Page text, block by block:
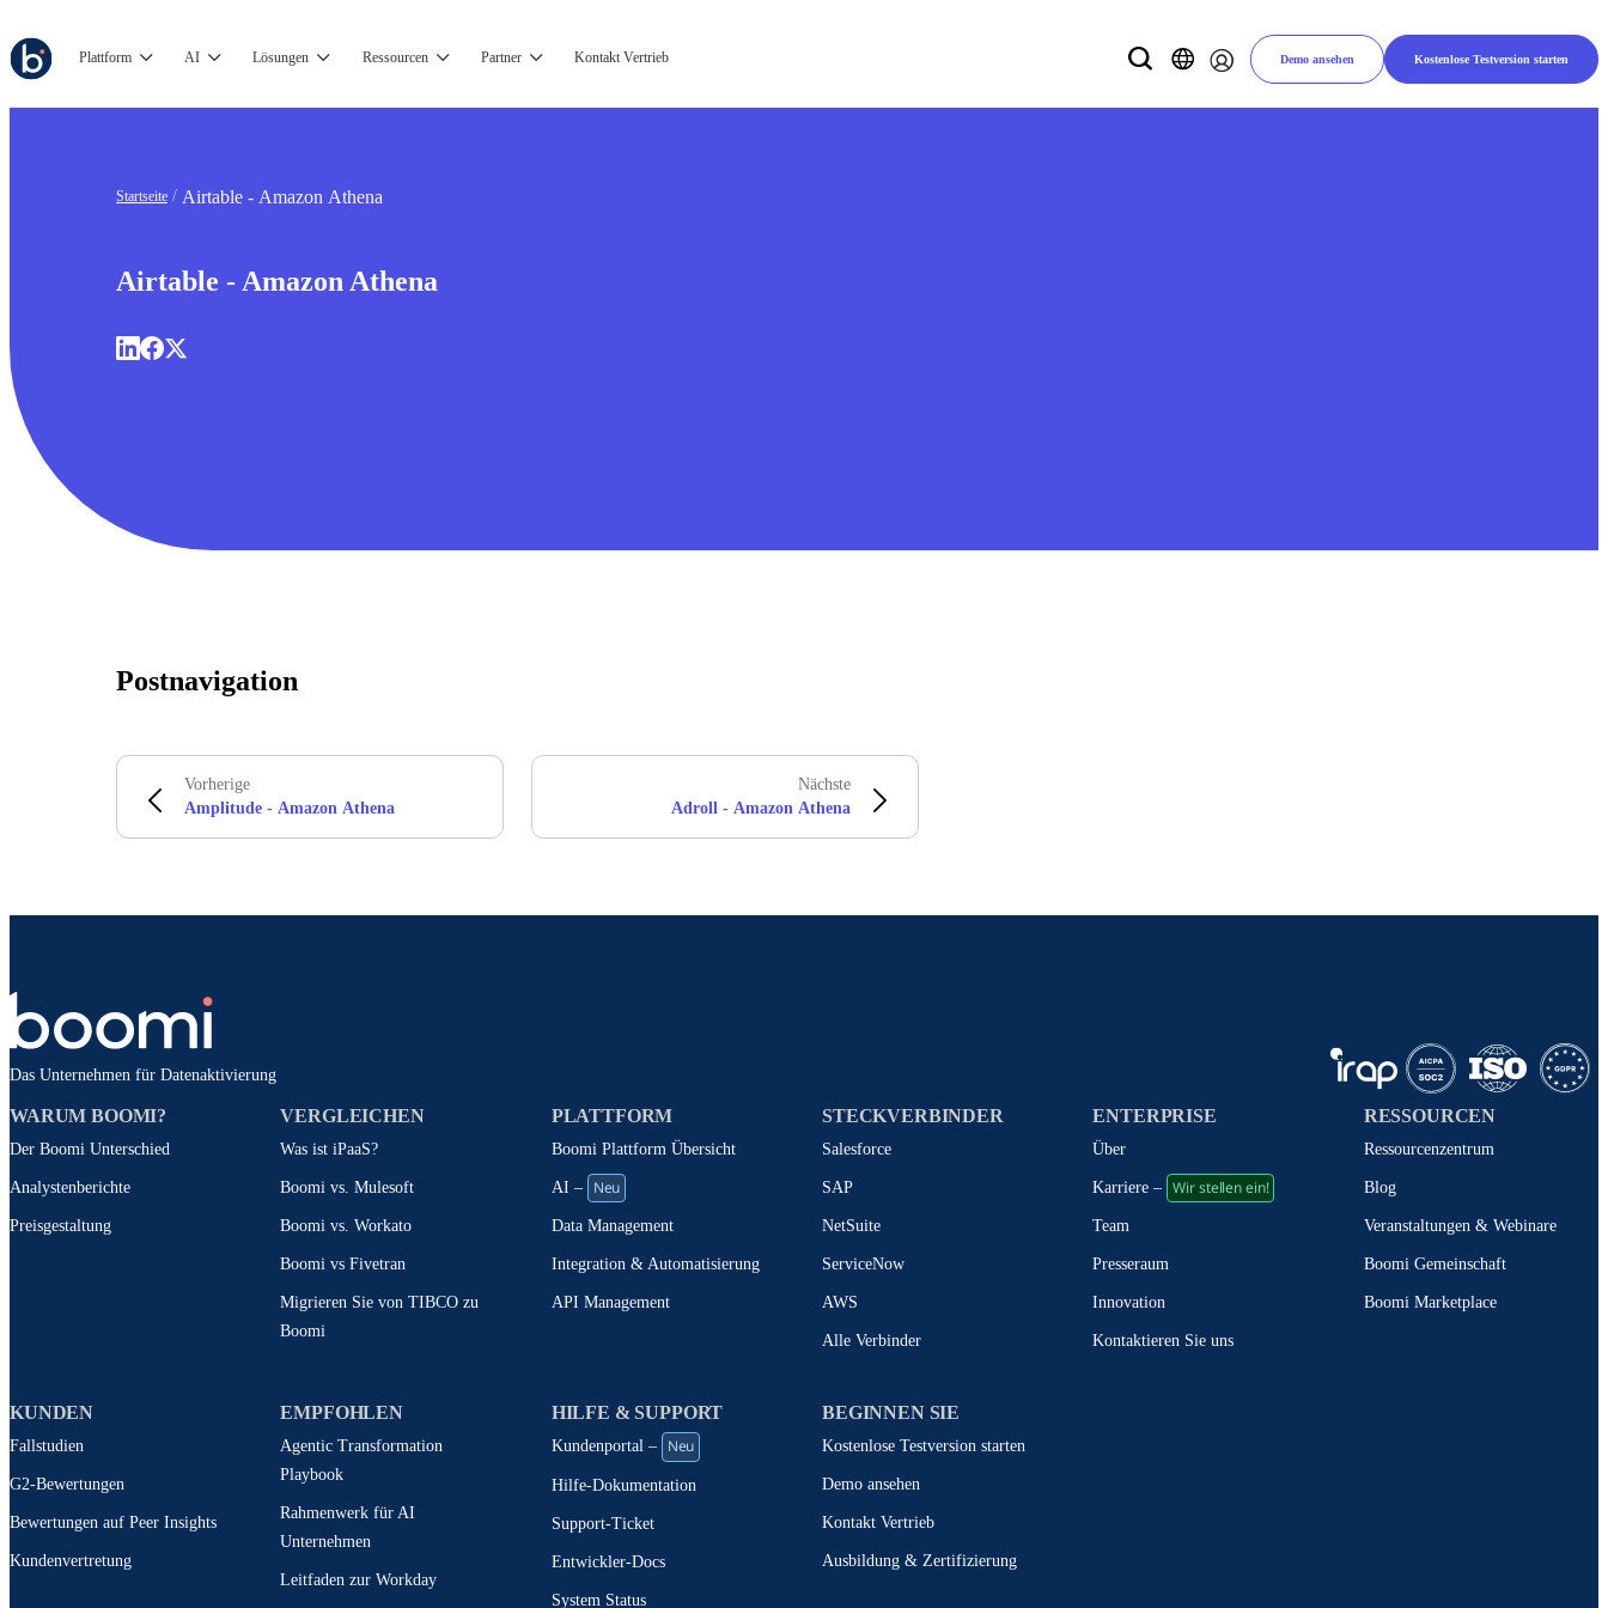
Plattform AI Lösungen Ressourcen Partner Kontakt Vertrieb Demo ansehen Kostenlose Testversion starten
Startseite Airtable - Amazon Athena
Airtable - Amazon Athena
Postnavigation
Vorherige
Amplitude - Amazon Athena
Nächste
Adroll - Amazon Athena
Das Unternehmen für Datenaktivierung
WARUM BOOMI?
Der Boomi Unterschied
Analystenberichte
Preisgestaltung
VERGLEICHEN
Was ist iPaaS?
Boomi vs. Mulesoft
Boomi vs. Workato
Boomi vs Fivetran
Migrieren Sie von TIBCO zu
Boomi
PLATTFORM
Boomi Plattform Übersicht
AI – Neu
Data Management
Integration & Automatisierung
API Management
STECKVERBINDER
Salesforce
SAP
NetSuite
ServiceNow
AWS
Alle Verbinder
ENTERPRISE
Über
Karriere – Wir stellen ein!
Team
Presseraum
Innovation
Kontaktieren Sie uns
RESSOURCEN
Ressourcenzentrum
Blog
Veranstaltungen & Webinare
Boomi Gemeinschaft
Boomi Marketplace
KUNDEN
Fallstudien
G2-Bewertungen
Bewertungen auf Peer Insights
Kundenvertretung
EMPFOHLEN
Agentic Transformation
Playbook
Rahmenwerk für AI
Unternehmen
Leitfaden zur Workday
HILFE & SUPPORT
Kundenportal – Neu
Hilfe-Dokumentation
Support-Ticket
Entwickler-Docs
System Status
BEGINNEN SIE
Kostenlose Testversion starten
Demo ansehen
Kontakt Vertrieb
Ausbildung & Zertifizierung